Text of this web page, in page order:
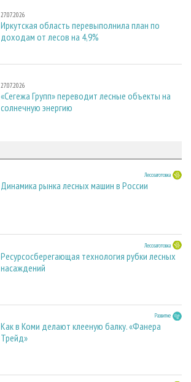
27.07.2026
Иркутская область перевыполнила план по
доходам от лесов на 4,9%
27.07.2026
«Сегежа Групп» переводит лесные объекты на
солнечную энергию
Лесозаготовка
Динамика рынка лесных машин в России
Лесозаготовка
Ресурсосберегающая технология рубки лесных
насаждений
Развитие
Как в Коми делают клееную балку. «Фанера
Трейд»